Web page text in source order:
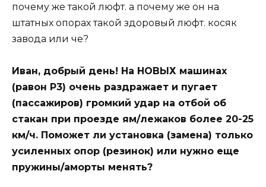
почему же такой люфт. а почему же он на
штатных опорах такой здоровый люфт. косяк
завода или че?
Иван, добрый день! На НОВЫХ машинах
(равон Р3) очень раздражает и пугает
(пассажиров) громкий удар на отбой об
стакан при проезде ям/лежаков более 20-25
км/ч. Поможет ли установка (замена) только
усиленных опор (резинок) или нужно еще
пружины/аморты менять?